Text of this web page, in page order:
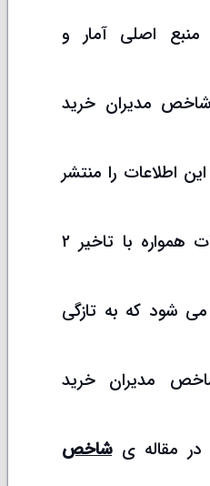
منبع اصلی آمار و
شاخص مدیران خرید
اطلاعات را منتشر
می کند. این اطلاعات همواره با تاخیر 2
می شود که به تازگی
مدیران خرید
شاخص